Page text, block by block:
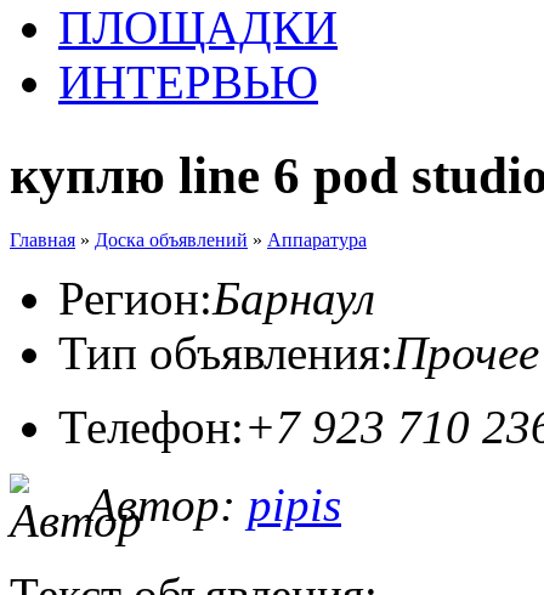
ПЛОЩАДКИ
ИНТЕРВЬЮ
куплю line 6 pod
Главная » Доска объявлений » Аппаратура
Регион:Барнаул
Тип объявления:Прочее
Телефон:+7 923 710
Автор: pipis